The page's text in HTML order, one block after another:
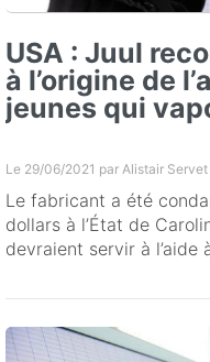
USA : Juul
à l’origine de
jeunes qui
Le 29/06/2021 par Alistair Servet
Le fabricant a été
dollars à l’État de
devraient servir à l’aide